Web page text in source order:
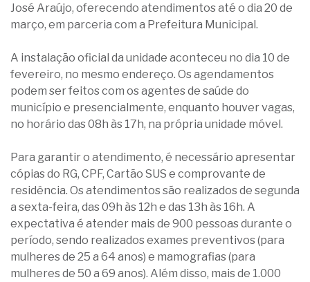
José Araújo, oferecendo atendimentos até o dia 20 de
março, em parceria com a Prefeitura Municipal.
A instalação oficial da unidade aconteceu no dia 10 de
fevereiro, no mesmo endereço. Os agendamentos
podem ser feitos com os agentes de saúde do
município e presencialmente, enquanto houver vagas,
no horário das 08h às 17h, na própria unidade móvel.
Para garantir o atendimento, é necessário apresentar
cópias do RG, CPF, Cartão SUS e comprovante de
residência. Os atendimentos são realizados de segunda
a sexta-feira, das 09h às 12h e das 13h às 16h. A
expectativa é atender mais de 900 pessoas durante o
período, sendo realizados exames preventivos (para
mulheres de 25 a 64 anos) e mamografias (para
mulheres de 50 a 69 anos). Além disso, mais de 1.000